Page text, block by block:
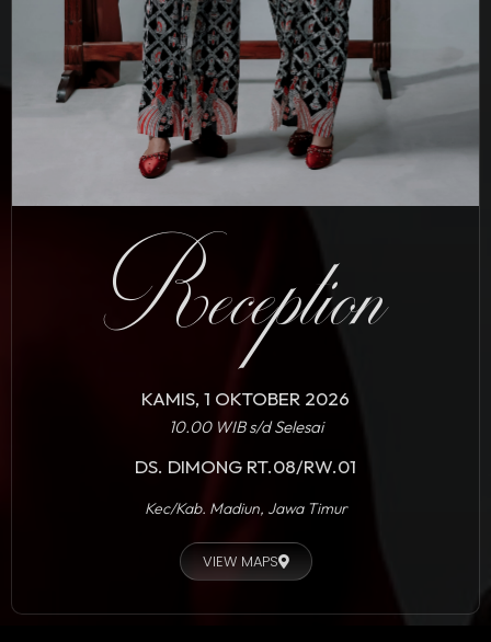
Reception
KAMIS, 1 OKTOBER 2026
10.00 WIB s/d Selesai
DS. DIMONG RT.08/RW.01
Kec/Kab. Madiun, Jawa Timur
VIEW MAPS